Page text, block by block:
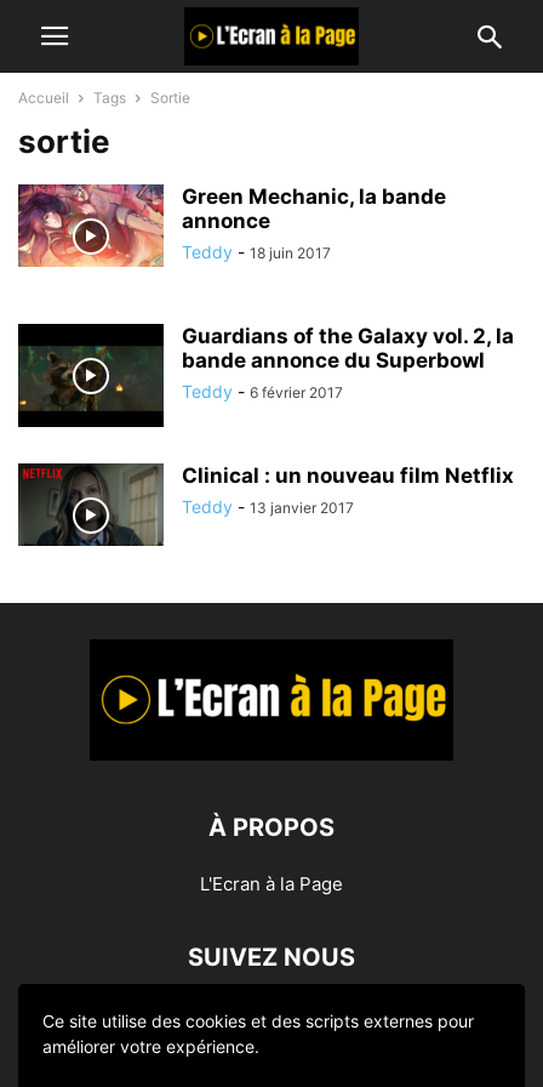
Ce site utilise des cookies et des scripts externes pour
améliorer votre expérience.
Accueil Tags Sortie
sortie
Green Mechanic, la bande
annonce
Teddy - 18 juin 2017
Guardians of the Galaxy vol. 2, la
bande annonce du Superbowl
Teddy - 6 février 2017
Clinical : un nouveau film Netflix
Teddy - 13 janvier 2017
À PROPOS
L'Ecran à la Page
SUIVEZ NOUS